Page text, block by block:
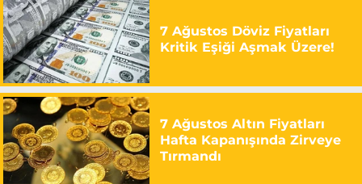
7 Ağustos Döviz Fiyatları
Kritik Eşiği Aşmak Üzere!
7 Ağustos Altın Fiyatları
Hafta Kapanışında Zirveye
Tırmandı